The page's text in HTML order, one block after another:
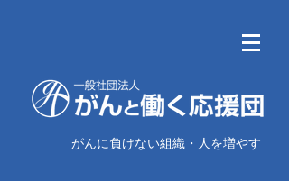
がんに負けない組織・人を増やす